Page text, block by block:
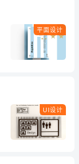
平面设计
UI设计